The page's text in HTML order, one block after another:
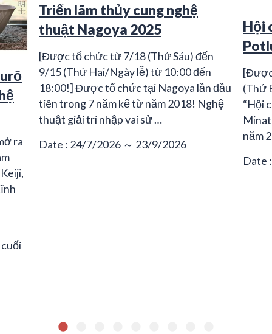
ra
Triển lãm thủy cung nghệ
thuật Nagoya 2025
[Được tổ chức từ 7/18 (Thứ Sáu) đến
9/15 (Thứ Hai/Ngày lễ) từ 10:00 đến
18:00!] Được tổ chức tại Nagoya lần đầu
tiên trong 7 năm kể từ năm 2018! Nghệ
thuật giải trí nhập vai sử …
Date : 24/7/2026 ～ 23/9/2026
Hội
(Thứ
“Hội
năm
Date